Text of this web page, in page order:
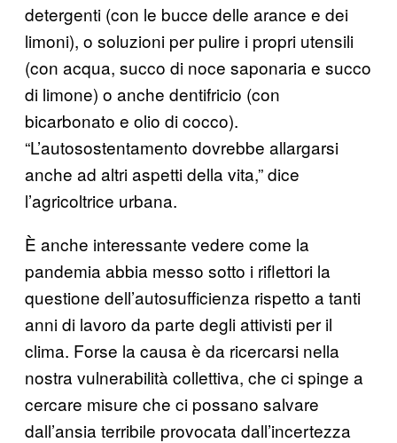
detergenti (con le bucce delle arance e dei
limoni), o soluzioni per pulire i propri utensili
(con acqua, succo di noce saponaria e succo
di limone) o anche dentifricio (con
bicarbonato e olio di cocco).
“L’autosostentamento dovrebbe allargarsi
anche ad altri aspetti della vita,” dice
l’agricoltrice urbana.
È anche interessante vedere come la
pandemia abbia messo sotto i riflettori la
questione dell’autosufficienza rispetto a tanti
anni di lavoro da parte degli attivisti per il
clima. Forse la causa è da ricercarsi nella
nostra vulnerabilità collettiva, che ci spinge a
cercare misure che ci possano salvare
dall’ansia terribile provocata dall’incertezza